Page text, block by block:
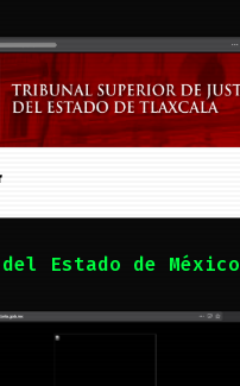
Estado de México